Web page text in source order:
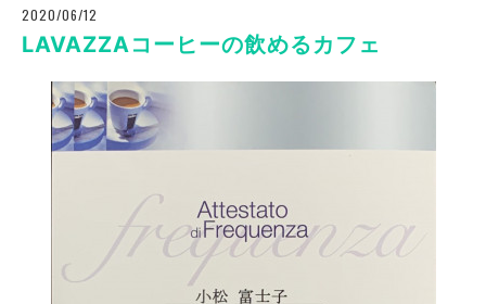
2020/06/12
LAVAZZAコーヒーの飲めるカフェ